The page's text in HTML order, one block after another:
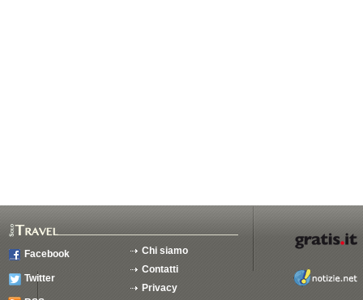
Facebook
Twitter
Chi siamo
Contatti
Privacy